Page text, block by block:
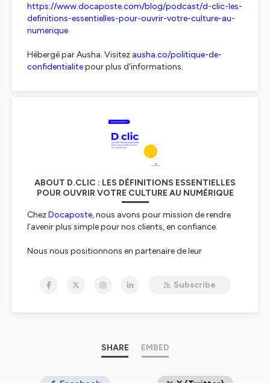
https://www.docaposte.com/blog/podcast/d-clic-les-
definitions-essentielles-pour-ouvrir-votre-culture-au-
numerique
Hébergé par Ausha. Visitez ausha.co/politique-de-
confidentialitepour plus d'informations.
ABOUT D.CLIC : LES DÉFINITIONS ESSENTIELLES
POUR OUVRIR VOTRE CULTURE AU NUMÉRIQUE
ChezDocaposte, nous avons pour mission de rendre
l’avenir plus simple pour nos clients, en confiance.
Nous nous positionnons en partenaire de leur
Conçu comme un dictionnaire, «D.clic, les définitions
essentielles pour ouvrir votre culture au
Subscribe
SHARE EMBED